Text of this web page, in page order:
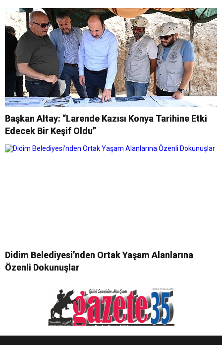
Başkan Altay: “Larende Kazısı Konya Tarihine Etki
Edecek Bir Keşif Oldu”
Didim Belediyesi’nden Ortak Yaşam Alanlarına
Özenli Dokunuşlar